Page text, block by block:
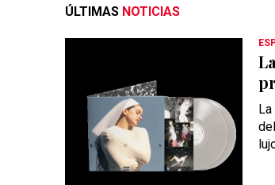
ÚLTIMAS NOTICIAS